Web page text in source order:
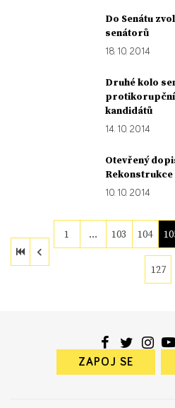
Do Senátu
senátorů
18. 10. 2014
Druhé kolo
kandidátů
14. 10. 2014
Otevřený
10. 10. 2014
1 … 103 104
127
ZAPOJ SE